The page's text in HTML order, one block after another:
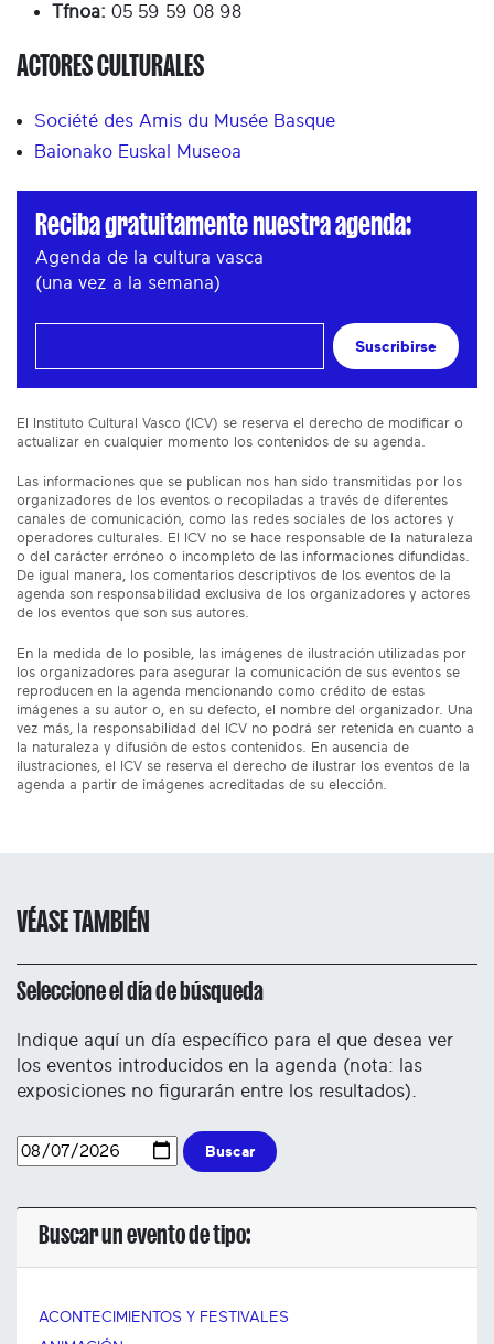
Tfnoa: 05 59 59 08 98
ACTORES CULTURALES
Société des Amis du Musée Basque
Baionako Euskal Museoa
Reciba gratuitamente nuestra agenda:
Agenda de la cultura vasca
(una vez a la semana)
Suscribirse
El Instituto Cultural Vasco (ICV) se reserva el derecho de modificar o
actualizar en cualquier momento los contenidos de su agenda.
Las informaciones que se publican nos han sido transmitidas por los
organizadores de los eventos o recopiladas a través de diferentes
canales de comunicación, como las redes sociales de los actores y
operadores culturales. El ICV no se hace responsable de la naturaleza
o del carácter erróneo o incompleto de las informaciones difundidas.
De igual manera, los comentarios descriptivos de los eventos de la
agenda son responsabilidad exclusiva de los organizadores y actores
de los eventos que son sus autores.
En la medida de lo posible, las imágenes de ilustración utilizadas por
los organizadores para asegurar la comunicación de sus eventos se
reproducen en la agenda mencionando como crédito de estas
imágenes a su autor o, en su defecto, el nombre del organizador. Una
vez más, la responsabilidad del ICV no podrá ser retenida en cuanto a
la naturaleza y difusión de estos contenidos. En ausencia de
ilustraciones, el ICV se reserva el derecho de ilustrar los eventos de la
agenda a partir de imágenes acreditadas de su elección.
VÉASE TAMBIÉN
Seleccione el día de búsqueda
Indique aquí un día específico para el que desea ver
los eventos introducidos en la agenda (nota: las
exposiciones no figurarán entre los resultados).
Buscar
Buscar un evento de tipo:
ACONTECIMIENTOS Y FESTIVALES